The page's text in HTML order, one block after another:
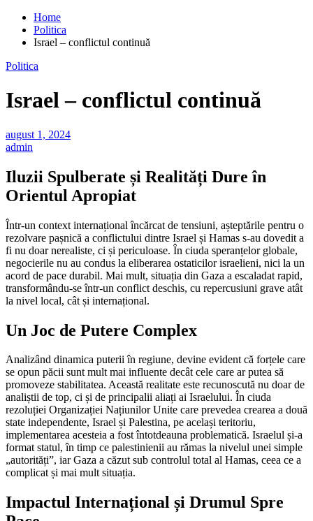
Home
Politica
Israel – conflictul continuă
Politica
Israel – conflictul continuă
august 1, 2024
admin
Iluzii Spulberate și Realități Dure în
Orientul Apropiat
Într-un context internațional încărcat de tensiuni, așteptările pentru o
rezolvare pașnică a conflictului dintre Israel și Hamas s-au dovedit a
fi nu doar nerealiste, ci și periculoase. În ciuda speranțelor globale,
negocierile nu au condus la eliberarea ostaticilor israelieni, nici la un
acord de pace durabil. Mai mult, situația din Gaza a escaladat rapid,
transformându-se într-un conflict deschis, cu repercusiuni grave atât
la nivel local, cât și internațional.
Un Joc de Putere Complex
Analizând dinamica puterii în regiune, devine evident că forțele care
se opun păcii sunt mult mai influente decât cele care ar putea să
promoveze stabilitatea. Această realitate este recunoscută nu doar de
analiștii de top, ci și de principalii aliați ai Israelului. În ciuda
rezoluției Organizației Națiunilor Unite care prevedea crearea a două
state independente, Israel și Palestina, pe același teritoriu,
implementarea acesteia a fost întotdeauna problematică. Israelul și-a
format statul, în timp ce palestinienii au rămas la nivelul unei simple
„autorități”, iar Gaza a căzut sub controlul total al Hamas, ceea ce a
complicat și mai mult situația.
Impactul Internațional și Drumul Spre